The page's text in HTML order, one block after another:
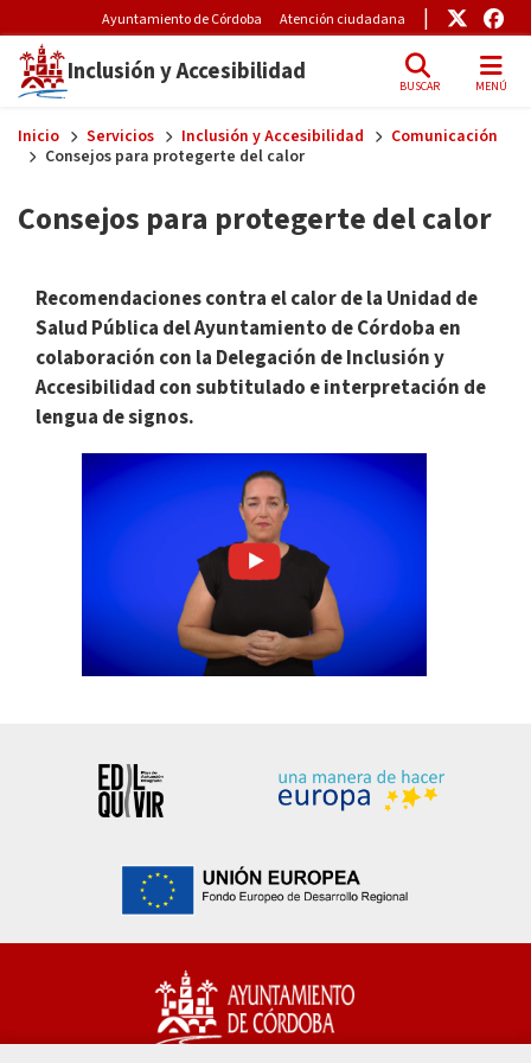
Pre-Header Microsite
Ayuntamiento de Córdoba Atención ciudadana Enlace
Inclusión y Accesibilidad BUSCAR MENÚ
Inicio Servicios Inclusión y Accesibilidad
Comunicación
Consejos para protegerte del calor
Consejos para protegerte del calor
Recomendaciones contra el calor de la Unidad de
Salud Pública del Ayuntamiento de Córdoba en
colaboración con la Delegación de Inclusión y
Accesibilidad con subtitulado e interpretación de
lengua de signos.